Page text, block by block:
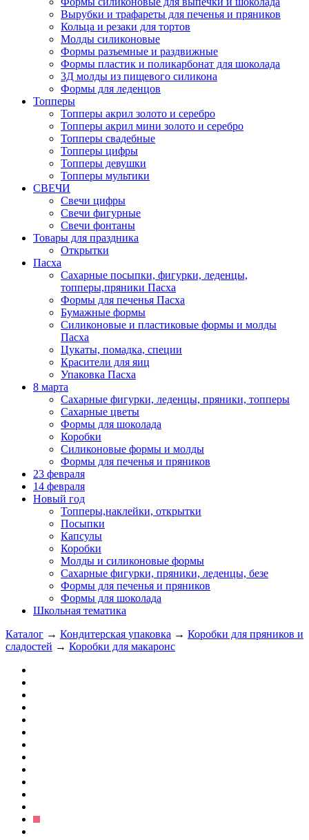
Вырубки и трафареты для печенья и пряников
Кольца и резаки для тортов
Молды силиконовые
Формы разъемные и раздвижные
Формы пластик и поликарбонат для шоколада
3Д молды из пищевого силикона
Формы для леденцов
Топперы
Топперы акрил золото и серебро
Топперы акрил мини золото и серебро
Топперы свадебные
Топперы цифры
Топперы девушки
Топперы мультики
СВЕЧИ
Свечи цифры
Свечи фигурные
Свечи фонтаны
Товары для праздника
Открытки
Пасха
Сахарные посыпки, фигурки, леденцы,
топперы,пряники Пасха
Формы для печенья Пасха
Бумажные формы
Силиконовые и пластиковые формы и молды
Пасха
Цукаты, помадка, специи
Красители для яиц
Упаковка Пасха
8 марта
Сахарные фигурки, леденцы, пряники, топперы
Сахарные цветы
Формы для шоколада
Коробки
Силиконовые формы и молды
Формы для печенья и пряников
23 февраля
14 февраля
Новый год
Топперы,наклейки, открытки
Посыпки
Капсулы
Коробки
Молды и силиконовые формы
Сахарные фигурки, пряники, леденцы, безе
Формы для печенья и пряников
Формы для шоколада
Школьная тематика
Каталог → Кондитерская упаковка → Коробки для пряников и
сладостей → Коробки для макаронс